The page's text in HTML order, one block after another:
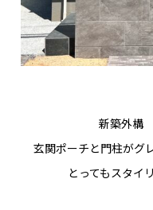
新築外構
玄関ポーチと門柱がグ
とってもスタイ